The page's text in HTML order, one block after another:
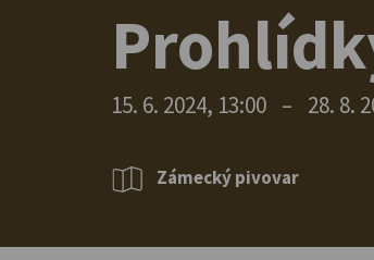
15. 6. 2024, 13:00 – 28. 8.
Zámecký pivovar